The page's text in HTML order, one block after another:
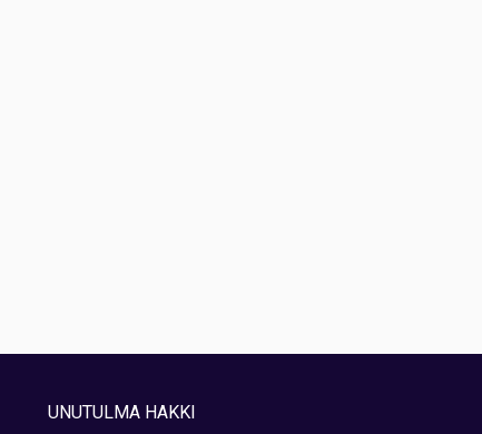
UNUTULMA HAKKI